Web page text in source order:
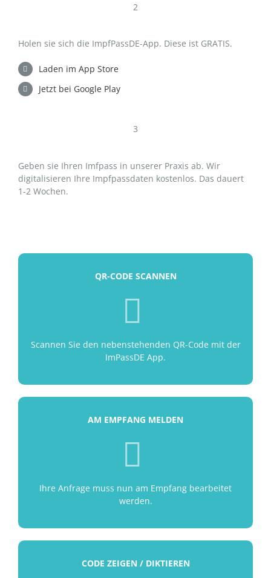
2
Holen sie sich die ImpfPassDE-App. Diese ist GRATIS.
Laden im App Store
Jetzt bei Google Play
3
Geben sie Ihren Imfpass in unserer Praxis ab. Wir
digitalisieren Ihre Impfpassdaten kostenlos. Das dauert
1-2 Wochen.
QR-CODE SCANNEN
Scannen Sie den nebenstehenden QR-Code mit der
ImPassDE App.
AM EMPFANG MELDEN
Ihre Anfrage muss nun am Empfang bearbeitet
werden.
CODE ZEIGEN / DIKTIEREN